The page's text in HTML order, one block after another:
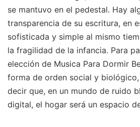
se mantuvo en el pedestal. Hay
transparencia de su escritura, en
sofisticada y simple al mismo
la fragilidad de la infancia. Para
elección de Musica Para Dormir
forma de orden social y
decir que, en un mundo de ruido
digital, el hogar será un espacio